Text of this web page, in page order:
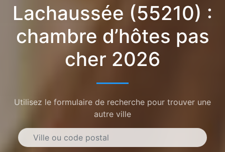
Lachaussée (55210) :
chambre d’hôtes pas
cher 2026
Utilisez le formulaire de recherche pour trouver une
autre ville